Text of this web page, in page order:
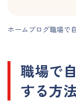
ホーム ブログ職場で
職場で
する方